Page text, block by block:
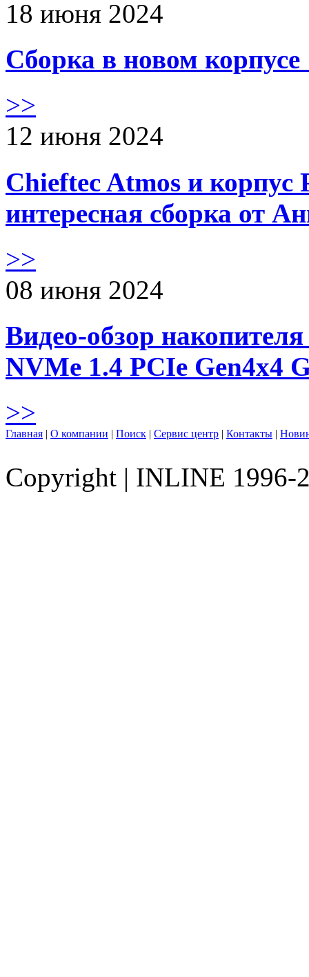
18 июня 2024
Сборка в новом
>>
12 июня 2024
Chieftec Atmos и корпус
интересная сборка от
>>
08 июня 2024
Видео-обзор
NVMe 1.4 PCIe Gen4х4
>>
Главная | О компании | Поиск | Сервис центр | Контакты |
Copyright | INLINE 1996-